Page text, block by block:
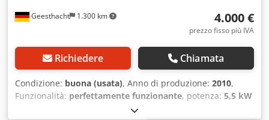
Geesthacht 1.300 km 4.000 €
prezzo fisso più IVA
Richiedere Chiamata
Condizione: buona (usata), Anno di produzione: 2010,
Funzionalità: perfettamente funzionante, potenza: 5,5 kW
, tensione di ingresso: